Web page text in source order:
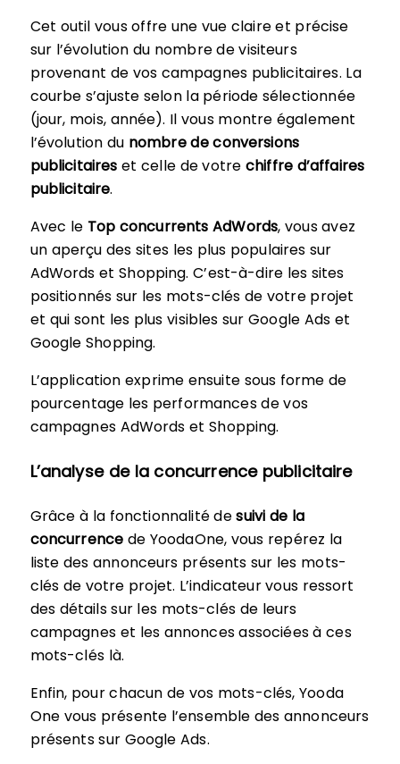
Cet outil vous offre une vue claire et précise
sur l’évolution du nombre de visiteurs
provenant de vos campagnes publicitaires. La
courbe s’ajuste selon la période sélectionnée
(jour, mois, année). Il vous montre également
l’évolution du nombre de conversions
publicitaires et celle de votre chiffre d’affaires
publicitaire.
Avec le Top concurrents AdWords, vous avez
un aperçu des sites les plus populaires sur
AdWords et Shopping. C’est-à-dire les sites
positionnés sur les mots-clés de votre projet
et qui sont les plus visibles sur Google Ads et
Google Shopping.
L’application exprime ensuite sous forme de
pourcentage les performances de vos
campagnes AdWords et Shopping.
L’analyse de la concurrence publicitaire
Grâce à la fonctionnalité desuivi de la
concurrence de YoodaOne, vous repérez la
liste des annonceurs présents sur les mots-
clés de votre projet. L’indicateur vous ressort
des détails sur les mots-clés de leurs
campagnes et les annonces associées à ces
mots-clés là.
Enfin, pour chacun de vos mots-clés, Yooda
One vous présente l’ensemble des annonceurs
présents sur Google Ads.